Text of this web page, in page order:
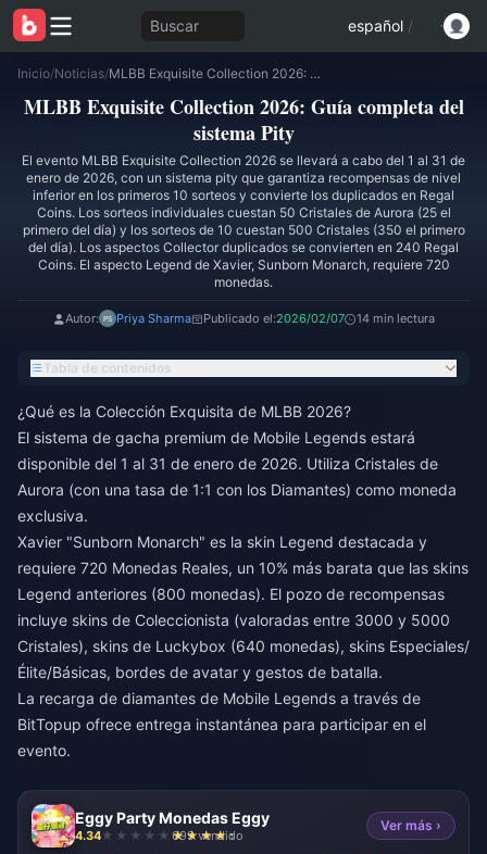
Buscar español /
Inicio/Noticias/ MLBB Exquisite Collection 2026: Guía completa del sistema Pity
MLBB Exquisite Collection 2026: Guía completa del
sistema Pity
El evento MLBB Exquisite Collection 2026 se llevará a cabo del 1 al 31 de
enero de 2026, con un sistema pity que garantiza recompensas de nivel
inferior en los primeros 10 sorteos y convierte los duplicados en Regal
Coins. Los sorteos individuales cuestan 50 Cristales de Aurora (25 el
primero del día) y los sorteos de 10 cuestan 500 Cristales (350 el primero
del día). Los aspectos Collector duplicados se convierten en 240 Regal
Coins. El aspecto Legend de Xavier, Sunborn Monarch, requiere 720
monedas.
Autor: Priya Sharma Publicado el:2026/02/07 14 min lectura
Tabla de contenidos
¿Qué es la Colección Exquisita de MLBB 2026?
El sistema de gacha premium de Mobile Legends estará
disponible del 1 al 31 de enero de 2026. Utiliza Cristales de
Aurora (con una tasa de 1:1 con los Diamantes) como moneda
exclusiva.
Xavier "Sunborn Monarch" es la skin Legend destacada y
requiere 720 Monedas Reales, un 10% más barata que las skins
Legend anteriores (800 monedas). El pozo de recompensas
incluye skins de Coleccionista (valoradas entre 3000 y 5000
Cristales), skins de Luckybox (640 monedas), skins Especiales/
Élite/Básicas, bordes de avatar y gestos de batalla.
La recarga de diamantes de Mobile Legends a través de
BitTopup ofrece entrega instantánea para participar en el
evento.
Eggy Party Monedas Eggy
4.34 699 vendido
Ver más ›